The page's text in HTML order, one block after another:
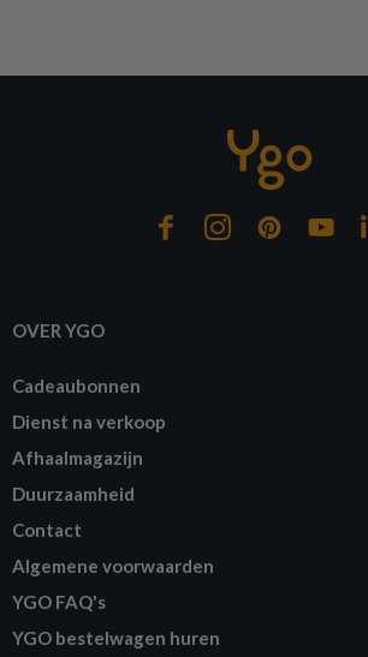
OVER YGO
Cadeaubonnen
Dienst na verkoop
Afhaalmagazijn
Duurzaamheid
Contact
Algemene voorwaarden
YGO FAQ's
YGO bestelwagen huren